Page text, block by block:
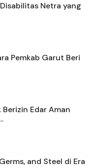
Netra yang
Pemkab Garut Beri
Berizin Edar Aman
and Steel di Era